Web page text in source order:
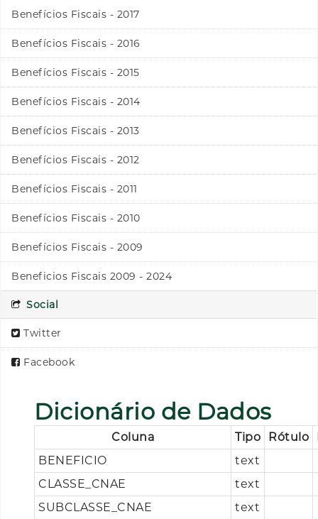
Benefícios Fiscais - 2017
Benefícios Fiscais - 2016
Benefícios Fiscais - 2015
Benefícios Fiscais - 2014
Benefícios Fiscais - 2013
Benefícios Fiscais - 2012
Benefícios Fiscais - 2011
Benefícios Fiscais - 2010
Benefícios Fiscais - 2009
Beneficios Fiscais 2009 - 2024
Social
Twitter
Facebook
Dicionário de Dados
Coluna Tipo Rótulo
BENEFICIO
text
CLASSE_CNAE
text
SUBCLASSE_CNAE
text